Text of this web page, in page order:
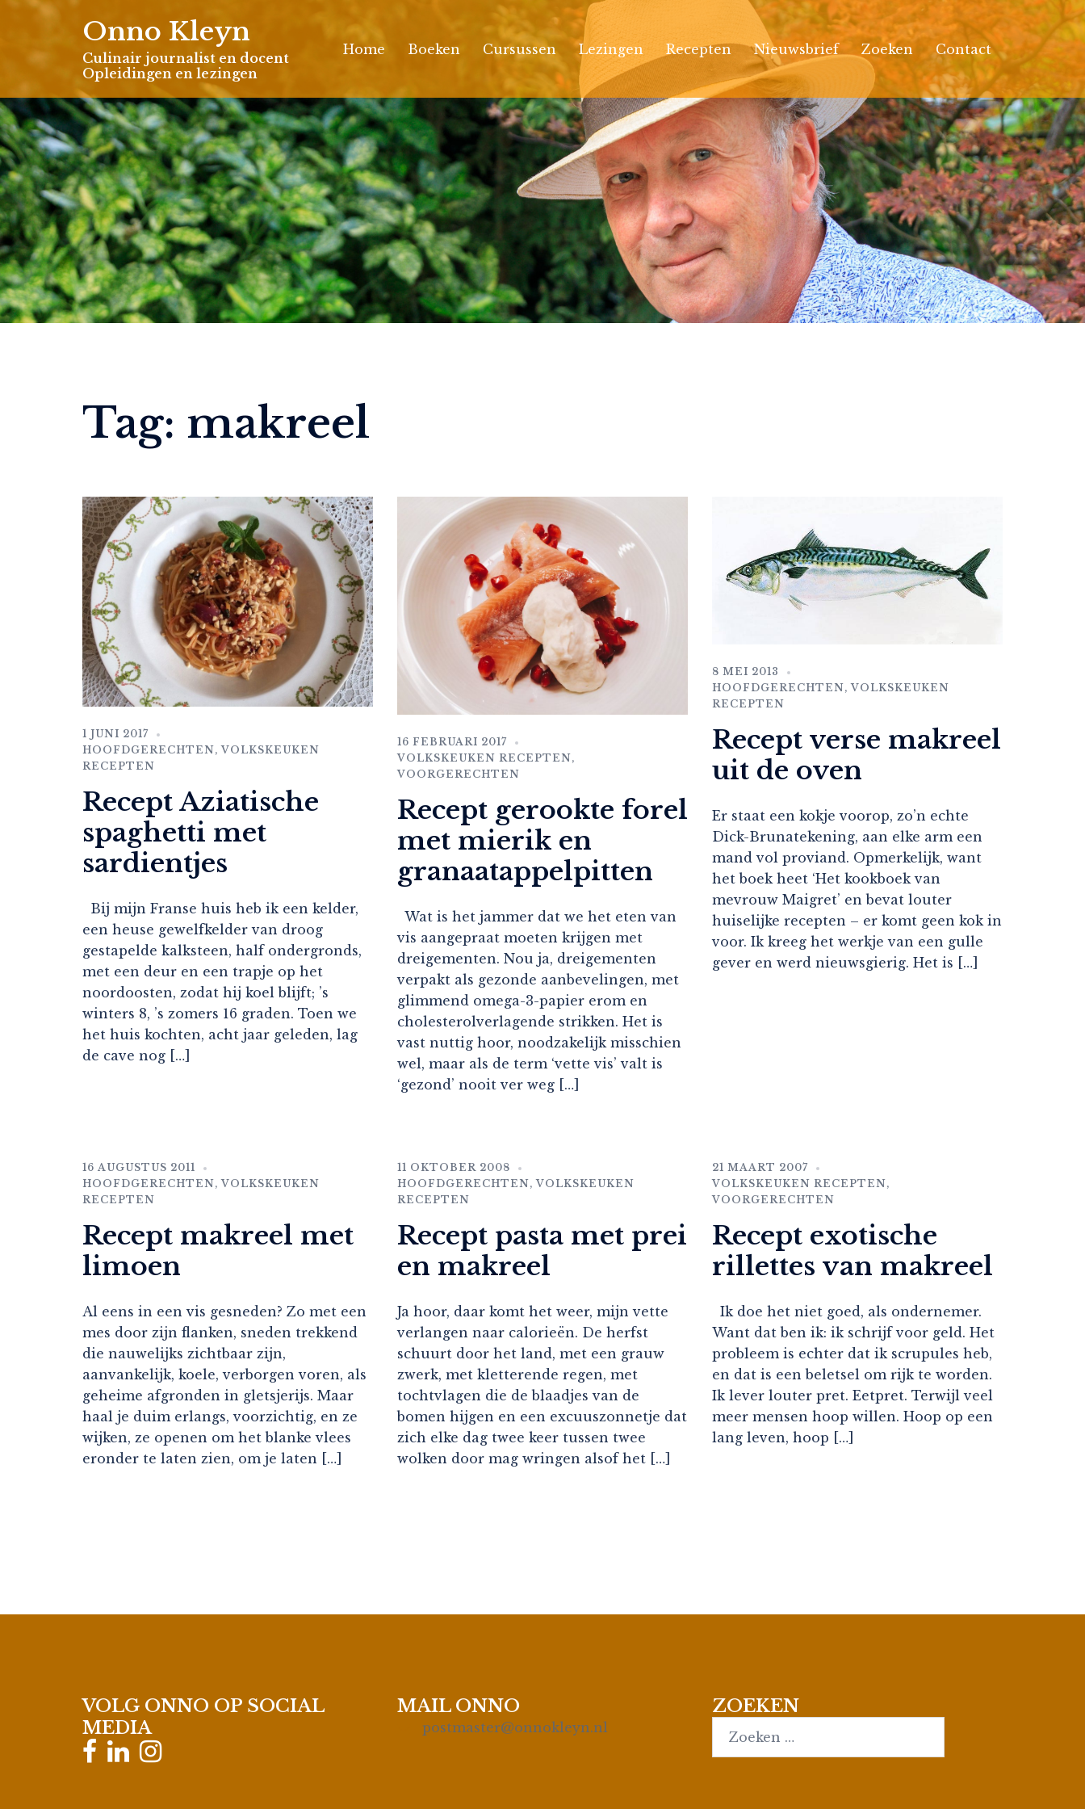
Skip
content
Onno Kleyn
Culinair journalist en docent
Opleidingen en lezingen
Home Boeken Cursussen Lezingen Recepten Nieuwsbrief Zoeken Contact
Tag: makreel
1 JUNI 2017
HOOFDGERECHTEN,VOLKSKEUKEN
RECEPTEN
Recept Aziatische
spaghetti met
sardientjes
Bij mijn Franse huis heb ik een kelder,
een heuse gewelfkelder van droog
gestapelde kalksteen, half ondergronds,
met een deur en een trapje op het
noordoosten, zodat hij koel blijft; ’s
winters 8, ’s zomers 16 graden. Toen we
het huis kochten, acht jaar geleden, lag
de cave nog […]
16 FEBRUARI 2017
VOLKSKEUKEN RECEPTEN,
VOORGERECHTEN
Recept gerookte forel
met mierik en
granaatappelpitten
Wat is het jammer dat we het eten van
vis aangepraat moeten krijgen met
dreigementen. Nou ja, dreigementen
verpakt als gezonde aanbevelingen, met
glimmend omega-3-papier erom en
cholesterolverlagende strikken. Het is
vast nuttig hoor, noodzakelijk misschien
wel, maar als de term ‘vette vis’ valt is
‘gezond’ nooit ver weg […]
8 MEI 2013
HOOFDGERECHTEN,VOLKSKEUKEN
RECEPTEN
Recept verse makreel
uit de oven
Er staat een kokje voorop, zo’n echte
Dick-Brunatekening, aan elke arm een
mand vol proviand. Opmerkelijk, want
het boek heet ‘Het kookboek van
mevrouw Maigret’ en bevat louter
huiselijke recepten – er komt geen kok in
voor. Ik kreeg het werkje van een gulle
gever en werd nieuwsgierig. Het is […]
16 AUGUSTUS 2011
HOOFDGERECHTEN,VOLKSKEUKEN
RECEPTEN
Recept makreel met
limoen
Al eens in een vis gesneden? Zo met een
mes door zijn flanken, sneden trekkend
die nauwelijks zichtbaar zijn,
aanvankelijk, koele, verborgen voren, als
geheime afgronden in gletsjerijs. Maar
haal je duim erlangs, voorzichtig, en ze
wijken, ze openen om het blanke vlees
eronder te laten zien, om je laten […]
11 OKTOBER 2008
HOOFDGERECHTEN,VOLKSKEUKEN
RECEPTEN
Recept pasta met prei
en makreel
Ja hoor, daar komt het weer, mijn vette
verlangen naar calorieën. De herfst
schuurt door het land, met een grauw
zwerk, met kletterende regen, met
tochtvlagen die de blaadjes van de
bomen hijgen en een excuuszonnetje dat
zich elke dag twee keer tussen twee
wolken door mag wringen alsof het […]
21 MAART 2007
VOLKSKEUKEN RECEPTEN,
VOORGERECHTEN
Recept exotische
rillettes van makreel
Ik doe het niet goed, als ondernemer.
Want dat ben ik: ik schrijf voor geld. Het
probleem is echter dat ik scrupules heb,
en dat is een beletsel om rijk te worden.
Ik lever louter pret. Eetpret. Terwijl veel
meer mensen hoop willen. Hoop op een
lang leven, hoop […]
VOLG ONNO OP SOCIAL
MEDIA
MAIL ONNO
postmaster@onnokleyn.nl
ZOEKEN
Search…